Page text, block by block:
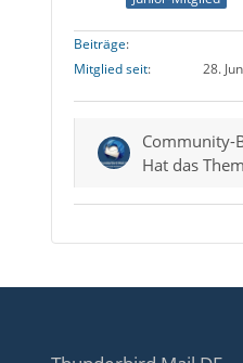
Beiträge
Mitglied seit
28.
Community-
Hat das